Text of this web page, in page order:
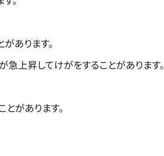
あります。
上昇してけがをすることがあります。
があります。